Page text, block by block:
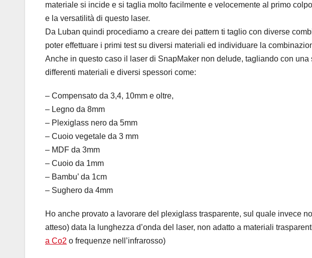
materiale si incide e si taglia molto facilmente e velocemente al primo
e la versatilità di questo laser.
Da Luban quindi procediamo a creare dei pattern ti taglio con diverse
poter effettuare i primi test su diversi materiali ed individuare la
Anche in questo caso il laser di SnapMaker non delude, tagliando con
differenti materiali e diversi spessori come:
– Compensato da 3,4, 10mm e oltre,
– Legno da 8mm
– Plexiglass nero da 5mm
– Cuoio vegetale da 3 mm
– MDF da 3mm
– Cuoio da 1mm
– Bambu’ da 1cm
– Sughero da 4mm
Ho anche provato a lavorare del plexiglass trasparente, sul quale invece
atteso) data la lunghezza d’onda del laser, non adatto a materiali
a Co2 o frequenze nell’infrarosso)